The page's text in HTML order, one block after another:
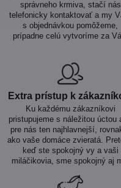
správneho krmiva, stačí nás
telefonicky kontaktovať a my
s objednávkou pomôžeme,
prípadne celú vytvoríme za
Extra prístup k
Ku každému zákazníkovi
pristupujeme s náležitou úctou
pre nás ten najhlavnejší,
ako vaše domáce zvieratá.
keď ste spokojný vy a vaši
miláčikovia, sme spokojný aj